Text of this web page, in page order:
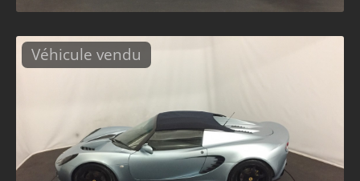
Véhicule vendu